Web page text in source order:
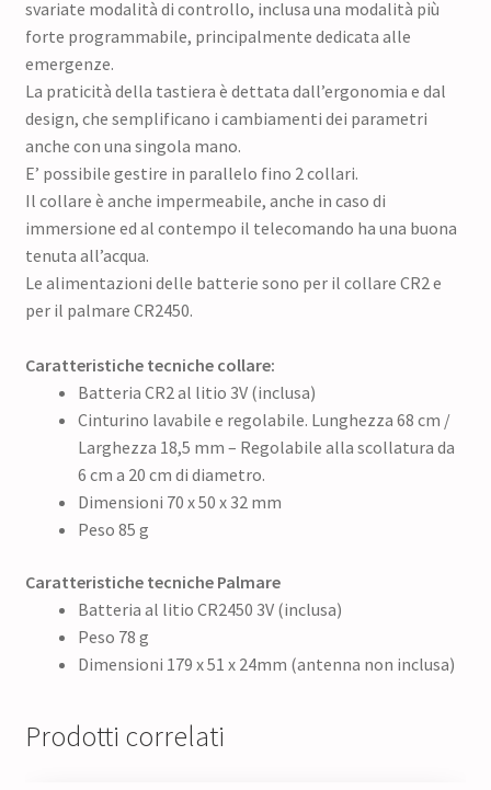
svariate modalità di controllo, inclusa una modalità più
forte programmabile, principalmente dedicata alle
emergenze.
La praticità della tastiera è dettata dall’ergonomia e dal
design, che semplificano i cambiamenti dei parametri
anche con una singola mano.
E’ possibile gestire in parallelo fino 2 collari.
Il collare è anche impermeabile, anche in caso di
immersione ed al contempo il telecomando ha una buona
tenuta all’acqua.
Le alimentazioni delle batterie sono per il collare CR2 e
per il palmare CR2450.
Caratteristiche tecniche collare:
Batteria CR2 al litio 3V (inclusa)
Cinturino lavabile e regolabile. Lunghezza 68 cm /
Larghezza 18,5 mm – Regolabile alla scollatura da
6 cm a 20 cm di diametro.
Dimensioni 70 x 50 x 32 mm
Peso 85 g
Caratteristiche tecniche Palmare
Batteria al litio CR2450 3V (inclusa)
Peso 78 g
Dimensioni 179 x 51 x 24mm (antenna non inclusa)
Prodotti correlati